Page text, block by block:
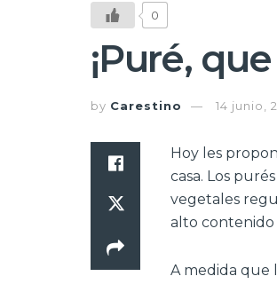
0
¡Puré,
by Carestino 14 junio,
Hoy les
casa. Los
vegetales
alto contenido
A medida que